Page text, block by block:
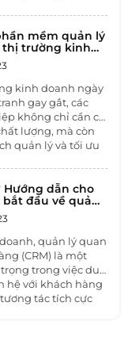
nghiệp từng
là có chế độ đãi
nhưng Google,
hàng nghìn đến
nhân sự.
mềm quản lý
thị trường kinh
cường hiệu
kinh doanh ngày
gay gắt, các
không chỉ cần có
lượng, mà còn
quản lý và tối ưu
lý nhân viên thị
doanh là một giải
giúp doanh
động của đội ngũ
doanh.
Hướng dẫn cho
đầu về quản
hàng
quản lý quan
(CRM) là một
trong việc duy
hệ với khách hàng
tương tác tích cực